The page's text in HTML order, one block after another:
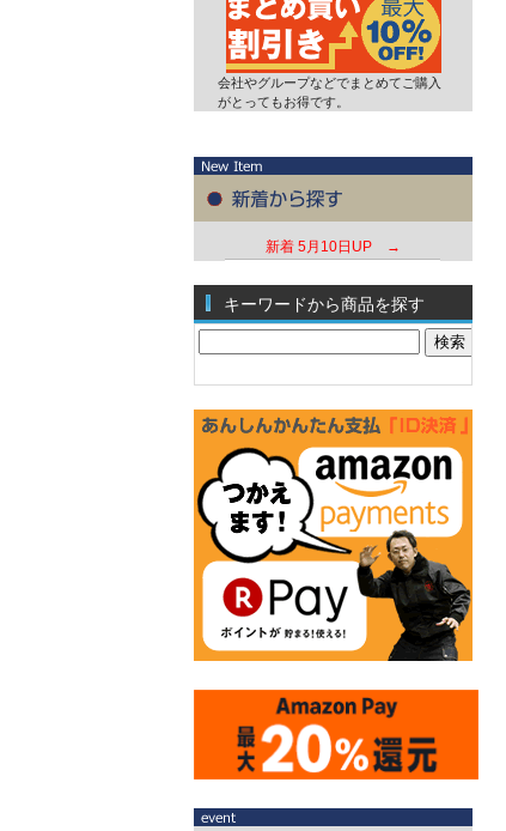
会社やグループなどでまとめてご購入
がとってもお得です。
新着 5月10日UP →
キーワードから商品を探す